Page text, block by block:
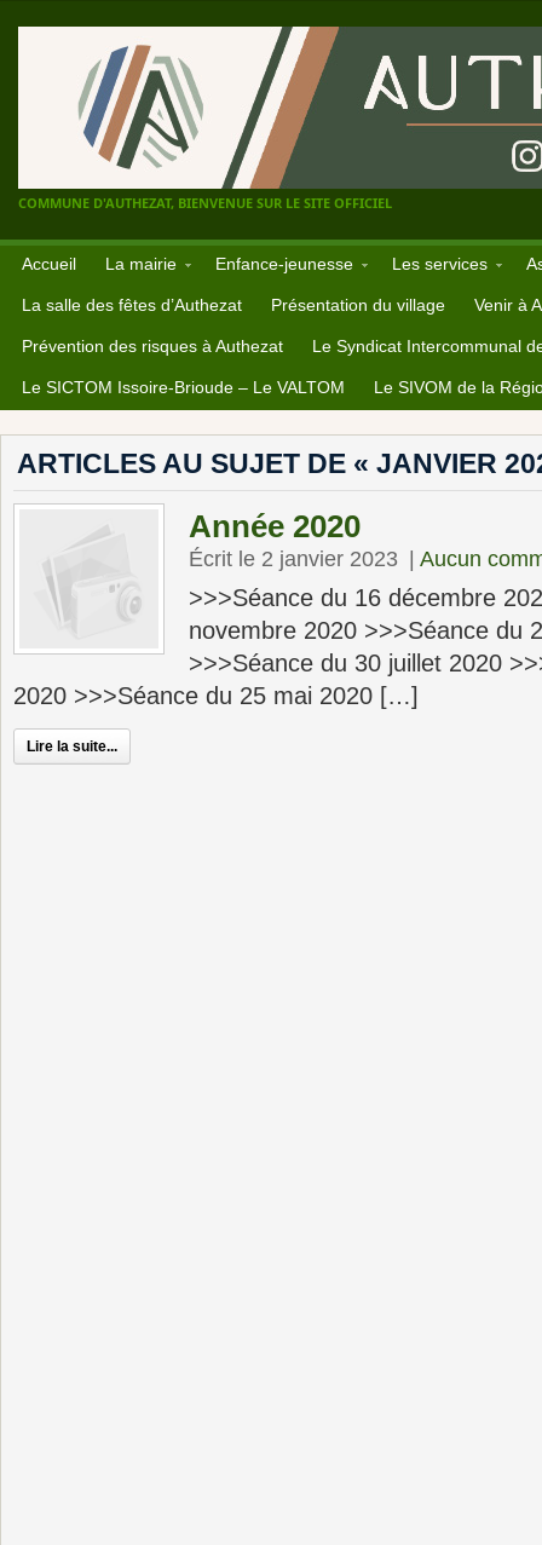
COMMUNE D'AUTHEZAT, BIENVENUE SUR LE SITE OFFICIEL
Accueil La mairie Enfance-jeunesse Les services
La salle des fêtes d’Authezat Présentation du village Venir à
Prévention des risques à Authezat Le Syndicat Intercommunal
Le SICTOM Issoire-Brioude – Le VALTOM Le SIVOM de la
ARTICLES AU SUJET DE « JANVIER
Année 2020
Écrit le 2 janvier 2023 Aucun
>>>Séance du 16 décembre
novembre 2020 >>>Séance du
>>>Séance du 30 juillet 2020
2020 >>>Séance du 25 mai 2020 […]
Lire la suite...